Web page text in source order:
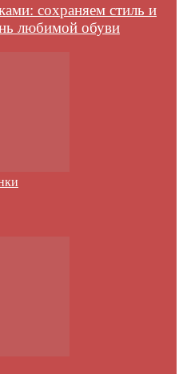
сохраняем стиль и
любимой обуви